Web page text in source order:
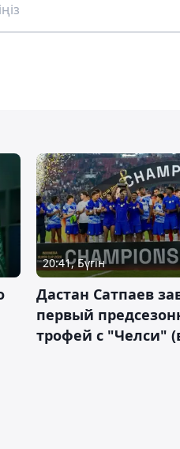
20:41, Бүгін
Дастан Сатпаев
первый
трофей с "Челси"